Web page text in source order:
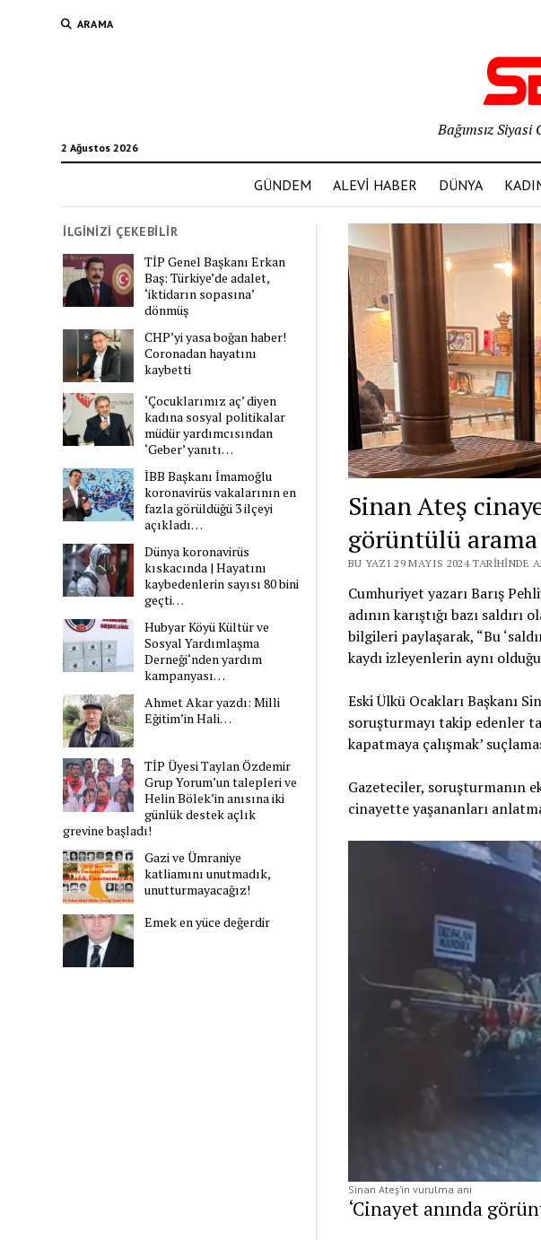
ARAMA
2 Ağustos 2026
Bağımsız
GÜNDEM ALEVİ HABER DÜNYA
İLGİNİZİ ÇEKEBİLİR
TİP Genel Başkanı Erkan
Baş: Türkiye’de adalet,
‘iktidarın sopasına’
dönmüş
CHP’yi yasa boğan haber!
Coronadan hayatını
kaybetti
‘Çocuklarımız aç’ diyen
kadına sosyal politikalar
müdür yardımcısından
‘Geber’ yanıtı…
İBB Başkanı İmamoğlu
koronavirüs vakalarının en
fazla görüldüğü 3 ilçeyi
açıkladı…
Dünya koronavirüs
kıskacında | Hayatını
kaybedenlerin sayısı 80 bini
geçti…
Hubyar Köyü Kültür ve
Sosyal Yardımlaşma
Derneği‘nden yardım
kampanyası…
Ahmet Akar yazdı: Milli
Eğitim’in Hali…
TİP Üyesi Taylan Özdemir
Grup Yorum’un talepleri ve
Helin Bölek’in anısına iki
günlük destek açlık
grevine başladı!
Gazi ve Ümraniye
katliamını unutmadık,
unutturmayacağız!
Emek en yüce değerdir
Sinan Ateş
görüntülü arama
BU YAZI 29 MAYIS 2024 TARIHINDE
Cumhuriyet yazarı Barış
adının karıştığı bazı
bilgileri paylaşarak, “Bu
kaydı izleyenlerin aynı
Eski Ülkü Ocakları Başkanı
soruşturmayı takip edenler
kapatmaya çalışmak’
Gazeteciler, soruşturmanın
cinayette yaşananları
Sinan Ateş’in vurulma anı
‘Cinayet anında